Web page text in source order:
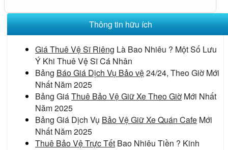
Thông tin hữu ích
Giá Thuê Vệ Sĩ Riêng Là Bao Nhiêu ? Một Số Lưu
Ý Khi Thuê Vệ Sĩ Cá Nhân
Bảng Báo Giá Dịch Vụ Bảo vệ24/24, Theo Giờ Mới
Nhất Năm 2025
Bảng GiáThuê Bảo Vệ Giữ Xe Theo Giờ Mới Nhất
Năm 2025
Bảng Giá Dịch Vụ Bảo Vệ Giữ Xe Quán Cafe Mới
Nhất Năm 2025
Thuê Bảo Vệ Trực Tết Bao Nhiêu Tiền ? Kinh